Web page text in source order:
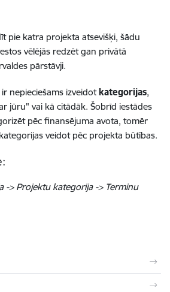
pie katra projekta atsevišķi, šādu
vēlējās redzēt gan privātā
pārstāvji.
nepieciešams izveidotkategorijas,
jūru" vai kā citādāk. Šobrīd iestādes
pēc finansējuma avota, tomēr
veidot pēc projekta būtības.
-> Projektu kategorija -> Terminu